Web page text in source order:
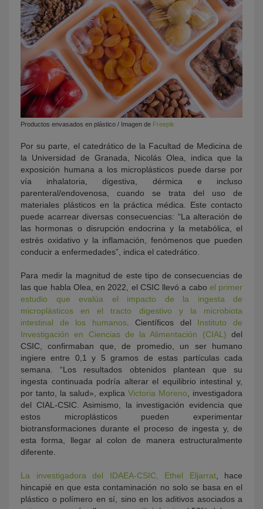
Productos envasados en plástico / Imagen de Freepik
Por su parte, el catedrático de la Facultad de Medicina de
la Universidad de Granada, Nicolás Olea, indica que la
exposición humana a los microplásticos puede darse por
vía inhalatoria, digestiva, dérmica e incluso
parenteral/endovenosa, cuando se trata del uso de
materiales plásticos en la práctica médica. Este contacto
puede acarrear diversas consecuencias: “La alteración de
las hormonas o disrupción endocrina y la metabólica, el
estrés oxidativo y la inflamación, fenómenos que pueden
conducir a enfermedades”, indica el catedrático.
Para medir la magnitud de este tipo de consecuencias de
las que habla Olea, en 2022, el CSIC llevó a cabo el primer
estudio que evalúa el impacto de la ingesta de
microplásticos en el tracto digestivo y la microbiota
intestinal de los humanos. Científicos del Instituto de
Investigación en Ciencias de la Alimentación (CIAL) del
CSIC, confirmaban que, de promedio, un ser humano
ingiere entre 0,1 y 5 gramos de estas partículas cada
semana. “Los resultados obtenidos plantean que su
ingesta continuada podría alterar el equilibrio intestinal y,
por tanto, la salud», explica Victoria Moreno , investigadora
del CIAL-CSIC. Asimismo, la investigación evidencia que
estos microplásticos pueden experimentar
biotransformaciones durante el proceso de ingesta y, de
esta forma, llegar al colon de manera estructuralmente
diferente.
La investigadora del IDAEA-CSIC, Ethel Eljarrat, hace
hincapié en que esta contaminación no solo se basa en el
plástico o polímero en sí, sino en los aditivos asociados a